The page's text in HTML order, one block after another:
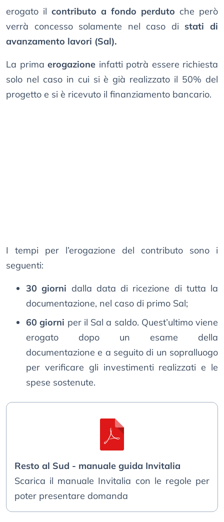
erogato il contributo a fondo perduto che però
verrà concesso solamente nel caso di stati di
avanzamento lavori (Sal).
La prima erogazione infatti potrà essere richiesta
solo nel caso in cui si è già realizzato il 50% del
progetto e si è ricevuto il finanziamento bancario.
I tempi per l’erogazione del contributo sono i
seguenti:
30 giorni dalla data di ricezione di tutta la
documentazione, nel caso di primo Sal;
60 giorni per il Sal a saldo. Quest’ultimo viene
erogato dopo un esame della
documentazione e a seguito di un sopralluogo
per verificare gli investimenti realizzati e le
spese sostenute.
Resto al Sud - manuale guida Invitalia
Scarica il manuale Invitalia con le regole per
poter presentare domanda